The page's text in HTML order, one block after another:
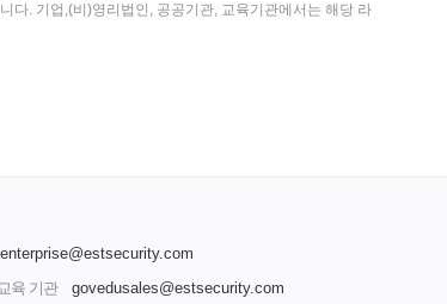
다. 기업,(비)영리법인, 공공기관, 교육기관에서는 해당 라
enterprise@estsecurity.com
육 기관
govedusales@estsecurity.com